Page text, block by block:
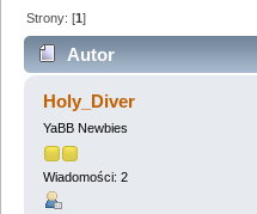
Strony: [1]
Autor
Holy_Diver
YaBB Newbies
Wiadomości: 2